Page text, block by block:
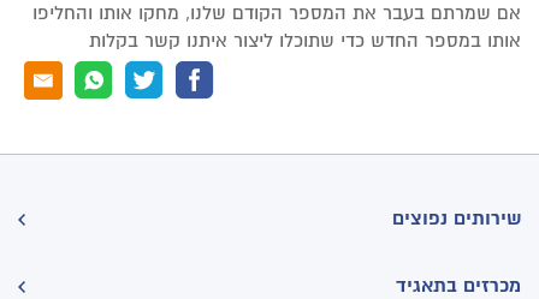
אם שמרתם בעבר את המספר הקודם שלנו, מחקו אותו והחליפו
אותו במספר החדש כדי שתוכלו ליצור איתנו קשר בקלות
שירותים נפוצים
מכרזים בתאגיד